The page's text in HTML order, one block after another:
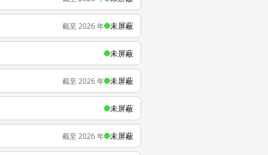
截至 2026 年 未屏蔽
未屏蔽
截至 2026 年 未屏蔽
未屏蔽
截至 2026 年 未屏蔽